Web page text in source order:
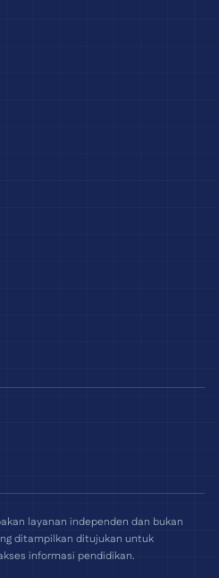
layanan independen dan bukan
ditampilkan ditujukan untuk
informasi pendidikan.